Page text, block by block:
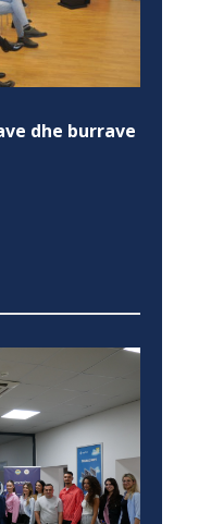
dhe burrave